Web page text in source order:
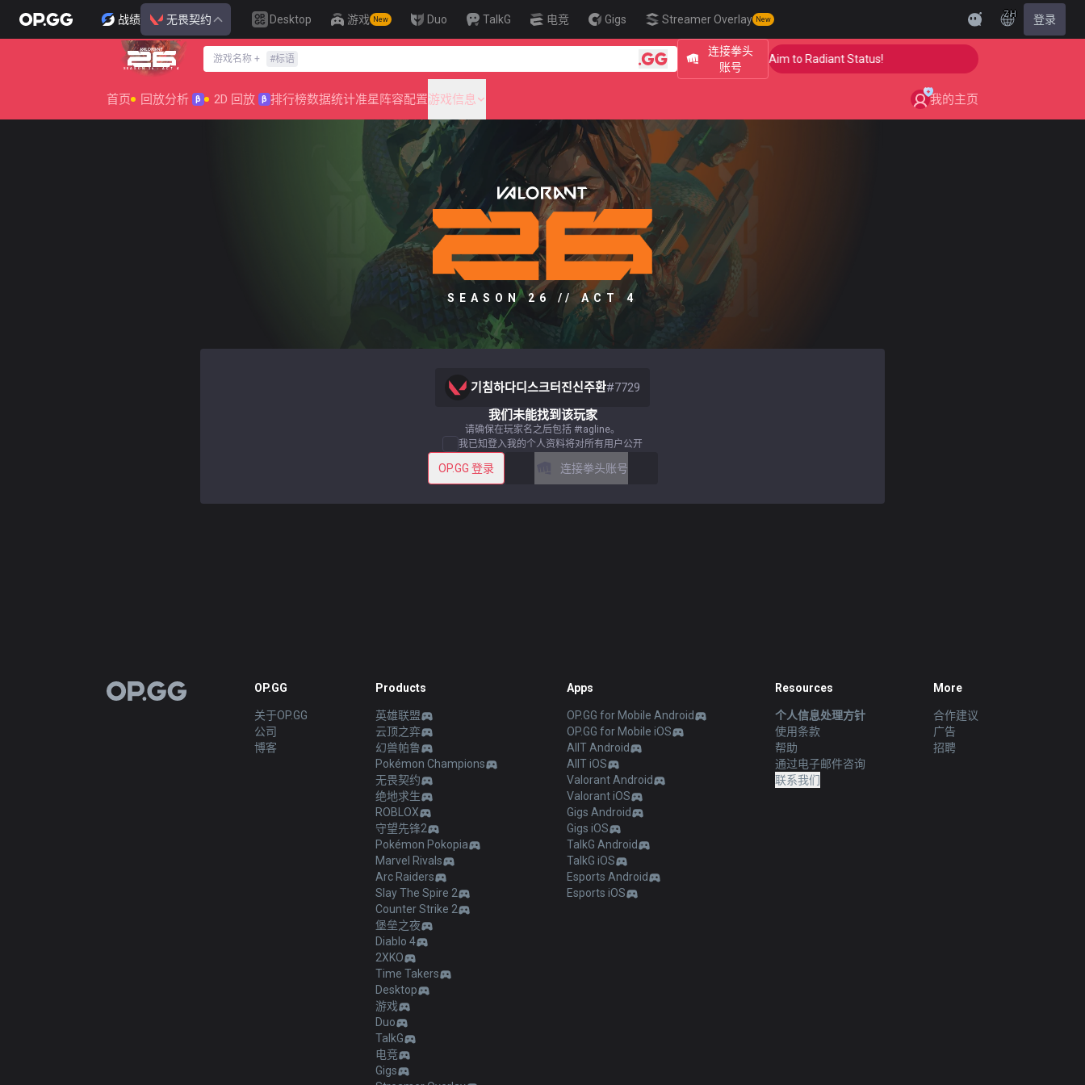
战绩 无畏契约 Desktop 游戏 New Duo TalkG 电竞 Gigs Streamer Overlay New
ZH 登录
SEASON 26 : ACT 4
游戏名称 + #标语
连接拳头
账号
🎯 Level Up Your Aim to Radiant Status! 🎯 Level Up Your Aim
首页 回放分析 β 2D 回放 β 排行榜数据统计准星 阵容配置游戏信息 我的主页
SEASON 26 // ACT 4
기침하다디스크터진신주환#7729
我们未能找到该玩家
请确保在玩家名之后包括 #tagline。
我已知登入我的个人资料将对所有用户公开
OP.GG 登录 连接拳头账号
OP.GG OP.GG
关于OP.GG
公司
博客
Products
英雄联盟
云顶之弈
幻兽帕鲁
Pokémon Champions
无畏契约
绝地求生
ROBLOX
守望先锋2
Pokémon Pokopia
Marvel Rivals
Arc Raiders
Slay The Spire 2
Counter Strike 2
堡垒之夜
Diablo 4
2XKO
Time Takers
Desktop
游戏
Duo
TalkG
电竞
Gigs
Apps
OP.GG for Mobile Android
OP.GG for Mobile iOS
AllT Android
AllT iOS
Valorant Android
Valorant iOS
Gigs Android
Gigs iOS
TalkG Android
TalkG iOS
Esports Android
Esports iOS
Resources
个人信息处理方针
使用条款
帮助
通过电子邮件咨询
联系我们
More
合作建议
广告
招聘